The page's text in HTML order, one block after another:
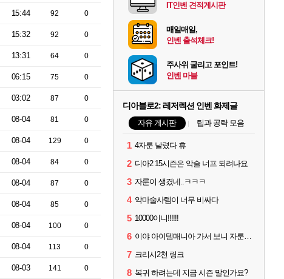
15:44 92 0
15:32 92 0
13:31 64 0
06:15 75 0
03:02 87 0
08-04 81 0
08-04 129 0
08-04 84 0
08-04 87 0
08-04 85 0
08-04 100 0
08-04 113 0
08-03 141 0
IT인벤 견적게시판
매일매일,
인벤 출석체크!
주사위 굴리고 포인트!
인벤 마블
디아블로2: 레저렉션 인벤 화제글
자유 게시판 팁과 공략 모음
1 4자룬 날렸다 휴
2 디아2 15시즌은 악술 너프 되려나요
3 자룬이 생겼네..ㅋㅋㅋ
4 악마술사템이 너무 비싸다
5 10000이니!!!!!!
6 이야 아이템매니아 가서 보니 자룬이 뭐 3~4000원 하네요?
7 크리시2천 링크
8 복귀 하려는데 지금 시즌 말인가요?